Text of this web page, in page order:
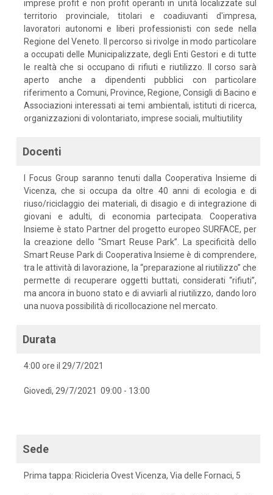
imprese profit e non profit operanti in unità localizzate sul
territorio provinciale, titolari e coadiuvanti d'impresa,
lavoratori autonomi e liberi professionisti con sede nella
Regione del Veneto. Il percorso si rivolge in modo particolare
a occupati delle Municipalizzate, degli Enti Gestori e di tutte
le realtà che si occupano di rifiuti e riutilizzo. Il corso sarà
aperto anche a dipendenti pubblici con particolare
riferimento a Comuni, Province, Regione, Consigli di Bacino e
Associazioni interessati ai temi ambientali, istituti di ricerca,
organizzazioni di volontariato, imprese sociali, multiutility
Docenti
I Focus Group saranno tenuti dalla Cooperativa Insieme di
Vicenza, che si occupa da oltre 40 anni di ecologia e di
riuso/riciclaggio dei materiali, di disagio e di integrazione di
giovani e adulti, di economia partecipata. Cooperativa
Insieme è stato Partner del progetto europeo SURFACE, per
la creazione dello “Smart Reuse Park”. La specificità dello
Smart Reuse Park di Cooperativa Insieme è di comprendere,
tra le attività di lavorazione, la “preparazione al riutilizzo” che
permette di recuperare oggetti buttati, considerati “rifiuti”,
ma ancora in buono stato e di avviarli al riutilizzo, dando loro
una nuova possibilità di ricollocazione nel mercato.
Durata
4:00 ore il 29/7/2021
Giovedì, 29/7/2021 09:00 - 13:00
Sede
Prima tappa: Ricicleria Ovest Vicenza, Via delle Fornaci, 5